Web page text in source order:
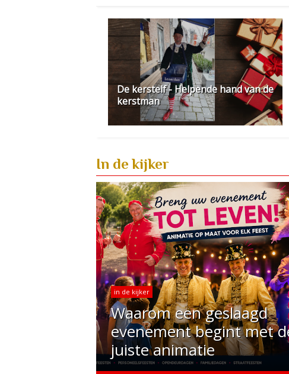
De kerstelf - Helpende hand van de
kerstman
In de kijker
in de kijker
Waarom een geslaagd
evenement begint met
juiste animatie